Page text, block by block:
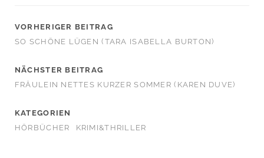
VORHERIGER BEITRAG
SO SCHÖNE LÜGEN (TARA ISABELLA BURTON)
NÄCHSTER BEITRAG
FRÄULEIN NETTES KURZER SOMMER (KAREN DUVE)
KATEGORIEN
HÖRBÜCHER
KRIMI&THRILLER